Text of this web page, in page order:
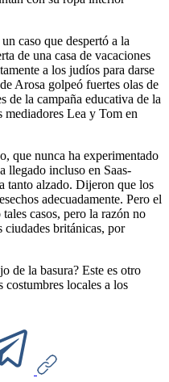
caso que despertó a la
de una casa de vacaciones
a los judíos para darse
Arosa golpeó fuertes olas de
de la campaña educativa de la
mediadores Lea y Tom en
que nunca ha experimentado
llegado incluso en Saas-
tanto alzado. Dijeron que los
adecuadamente. Pero el
casos, pero la razón no
ciudades británicas, por
de la basura? Este es otro
locales a los